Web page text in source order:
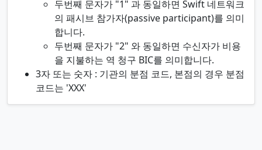
두번째 문자가 "1" 과 동일하면 Swift 네트워크
의 패시브 참가자(passive participant)를 의미
합니다.
두번째 문자가 "2" 와 동일하면 수신자가 비용
을 지불하는 역 청구 BIC를 의미합니다.
3자 또는 숫자 : 기관의 분점 코드, 본점의 경우 분점
코드는 'XXX'